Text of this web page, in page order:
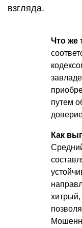
взгляда.
Что же
путем
Как
хитрый,